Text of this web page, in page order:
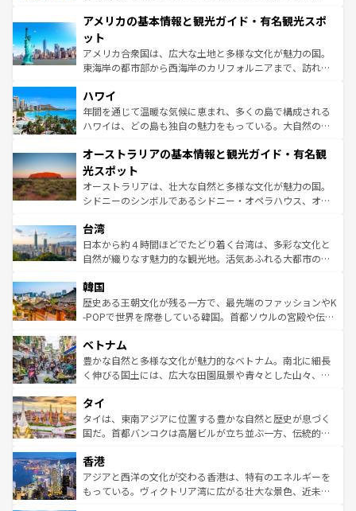
ンツ一覧を参照してほしい。
の建物がそのまま残る町や、スイスならではのユニークな
博物館もあり、アルプス観光だけでなく町歩きも満喫する
ことができる。国民の所得が高いため物価も高いが、旅行
者向けの交通パス提供のサービスもあり、うまく活用すれ
着のスイス情報は
アメリカの基本情報と観光ガイド・有名観光スポ
ット
アメリカ合衆国は、広大な土地と多様な文化が魅力の国。
東海岸の都市部から西海岸のカリフォルニアまで、訪れる
のような巨大都市は、観光、ショッピング、エンターテイ
ンメントが詰まった刺激的なスポットだ。一方、アメリカ
西部には大自然が広がり、グランドキャニオンやイエロー
部のニューオーリンズでは、音楽と美食が融合した独特の
文化が魅力。旅行者はアメリカの各地域で異なる魅力を楽
しみながら、その多様性と豊かな歴史を感じることができ
るだろう。車でのロードトリップや列車の旅も、アメリカ
情報は
ハワイ
年間を通じて温暖な気候に恵まれ、多くの島で構成される
ハワイは、どの島も独自の魅力をもっている。大自然の神
ワイ島は見逃せない。また、定番の観光地といえばオアフ
島だが、静かな自然を求めるならマウイ島やカウアイ島が
おすすめ。エメラルドグリーンに輝く海をはじめ、豊かな
文化や歴史が息づいている。「アロハスピリット」と呼ば
人々、おいしいローカルフードやハワイアンミュージッ
ク、伝統的なフラダンスなど、すべてがハワイの魅力を彩
っている。訪れるたびに新しい発見と感動が待っているハ
はコンテンツ一覧
オーストラリアの基本情報と観光ガイド・有名観
光スポット
オーストラリアは、壮大な自然と多様な文化が魅力の国。
シドニーのシンボルであるシドニー・オペラハウス、オー
リアリーフや大陸中央部にそびえるウルル（エアーズロッ
ク）、タスマニアの美しい原生林やケアンズの熱帯雨林な
ど、見どころがたくさん。また、カフェやワイン、オージ
いる。アクティビティも充実しており、サーフィンやダイ
ビング、ハイキングなど、アウトドア好きにはたまらな
い。オーストラリアの多彩な魅力を存分に味わいつくそ
参照してほしい。
台湾
日本から約４時間ほどでたどり着く台湾は、多彩な文化と
自然が織りなす魅力的な観光地。活気あふれる大都市の台
ン）、静ひつな山岳地帯である台湾東部など、都市の喧騒
と山間の静けさが共存しており、訪れる人に新しい発見と
驚きをもたらしてくれる。また、奥深い台湾の食文化も魅
容にもいいと評判のスイーツなど、バラエティ豊かな料理
が味わえる。 なお、新着の台湾情報は コンテンツ一覧を参
照してほしい。
韓国
歴史ある王朝文化が残る一方で、最先端のファッションやK
-POPで世界を席巻している韓国。首都ソウルの宮殿や伝統
き、地方に足を延ばせば四季折々の自然美を楽しむことが
できる。そして、キムチや焼肉、絶品のストリートフード
まで、さまざまな韓国料理が待っている。夜には、韓国な
リティに包まれながら、韓国の多彩な魅力を心ゆくまで味
わってみてほしい。 なお、新着の韓国情報はコンテンツ一
覧を参照してほしい。
ベトナム
豊かな自然と多様な文化が魅力的なベトナム。南北に細長
く伸びる国土には、広大な田園風景や青々とした山々、世
急速な発展と共に伝統が息づく。ハノイの古い町並みやホ
ーチミン市のフランス統治時代の建物も、独特の雰囲気を
醸し出している。また、バラエティの豊かさとおいしさで
とつ。フォーやバインミー、ベトナムコーヒーなどは、ぜ
ひ現地で味わいたい。どの地域を訪れてもあたたかい人々
が旅行者を迎えてくれるので、きっと忘れられない旅にな
タイ
タイは、東南アジアに位置する豊かな自然と歴史が息づく
国だ。首都バンコクは高層ビルが立ち並ぶ一方、伝統的な
の活気が交差している。北部ではチェンマイなどの山岳地
帯で自然と触れ合い、南部ではプーケットやクラビの美し
いビーチでリゾート気分を楽しむことができる。タイ料理
香港
アジアと西洋の文化が交わる香港は、特有のエネルギーを
もっている。ヴィクトリア湾に広がる壮大な景色、近未来